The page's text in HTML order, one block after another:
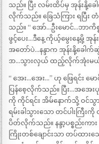
သည်။ ပြီး လမ်းထိပ်မှ အုန်းနို့ခ
လိုက်သည်။ ခြေသံကြား ရပြီး တံ
သည်။ “ အော်…ဦးမောင်…ဘာကိ
ဖွင့်ပေး…ဒီနေ့ ကိုယ့်မွေးနေ့မို့ အု
အတော်ပဲ…နန္ဒာက အုန်းနို့ခေါက်
ဒာ…သွားလှယ် ထည့်လိုက်အုံးမယ်…
“ အေး…အေး…” ဟု ဖြေရင်း မ
ပြန်စေ့လိုက်သည်။ ပြီး…အအေ
ကို ကိုင်ရင်း အိမ်နောက်သို့ ဝင်သွား
ရမ်းခါသွားသော တင်ပါးကြီ
ပိတ်လိုက်သည်။ နန္ဒာ့ပစ္စည်းက
ကြိုးတစ်ချောင်းသာ တပ်ထားသ